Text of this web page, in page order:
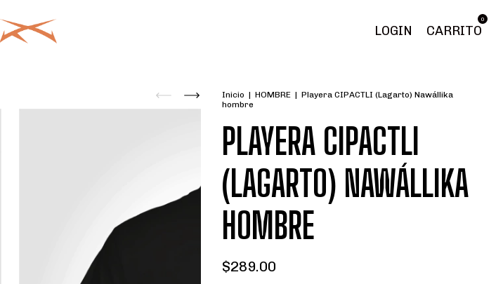
LOGIN CARRITO
0
Inicio | HOMBRE | Playera CIPACTLI (Lagarto) Nawállika
hombre
PLAYERA CIPACTLI
(LAGARTO) NAWÁLLIKA
HOMBRE
$289.00